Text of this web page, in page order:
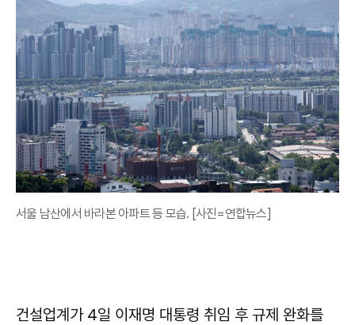
서울 남산에서 바라본 아파트 등 모습. [사진=연합뉴스]
건설업계가 4일 이재명 대통령 취임 후 규제 완화를